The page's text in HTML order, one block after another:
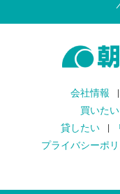
会社情報
買いたい
貸したい
プライバシーポ